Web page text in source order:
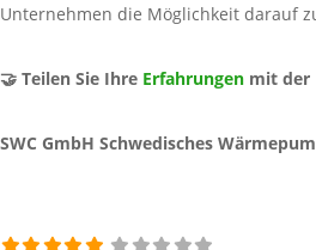
Unternehmen die Möglichkeit darauf
🤝 Teilen Sie Ihre Erfahrungen mit der
SWC GmbH Schwedisches